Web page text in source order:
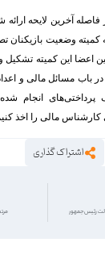
آخرین لایحه ارائه
که کمیته وضعیت
این کمیته تشکیل و
باب مسائل مالی و
انجام شده
مالی را اخذ کنیم.
اشتراک گذاری
جمهور